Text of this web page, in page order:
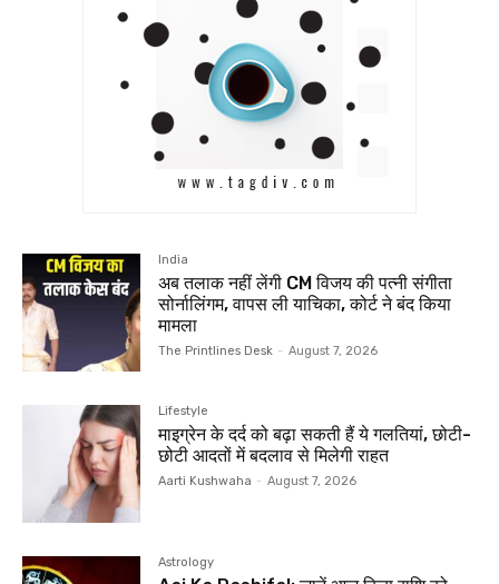
India
अब तलाक नहीं लेंगी CM विजय की पत्नी संगीता
सोर्नालिंगम, वापस ली याचिका, कोर्ट ने बंद किया
मामला
The Printlines Desk - August 7, 2026
Lifestyle
माइग्रेन के दर्द को बढ़ा सकती हैं ये गलतियां, छोटी-
छोटी आदतों में बदलाव से मिलेगी राहत
Aarti Kushwaha - August 7, 2026
Astrology